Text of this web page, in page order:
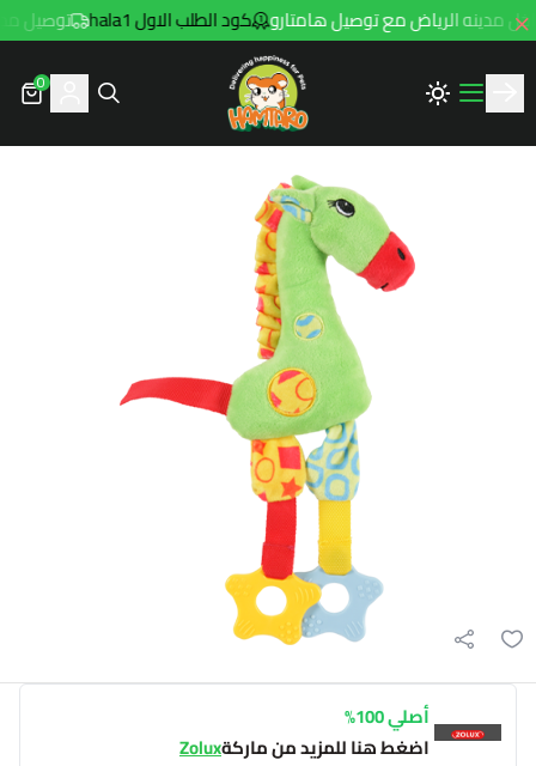
كود الطلب الاول hala1 توصيل مجاني للطلبات
Hamtaro
0
أصلي 100%
اضغط هنا للمزيد من ماركةZolux